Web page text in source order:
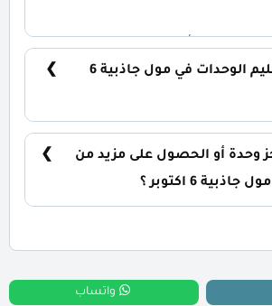
للحرائق، مصاعد وسلالم كهربائية
أمنية مشددة.
ما هو موعد تسليم الوحدات في مول جاذبية 6
وحدة أو الحصول على مزيد من
6 اكتوبر ؟
واتساب